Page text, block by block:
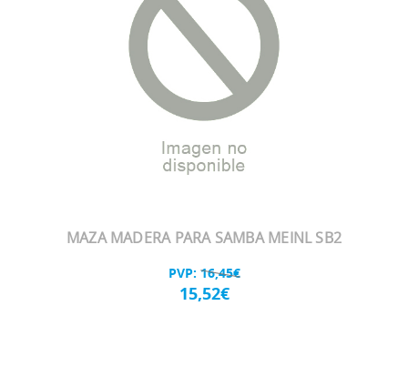
MAZA MADERA PARA SAMBA MEINL SB2
PVP: 16,45€
15,52€